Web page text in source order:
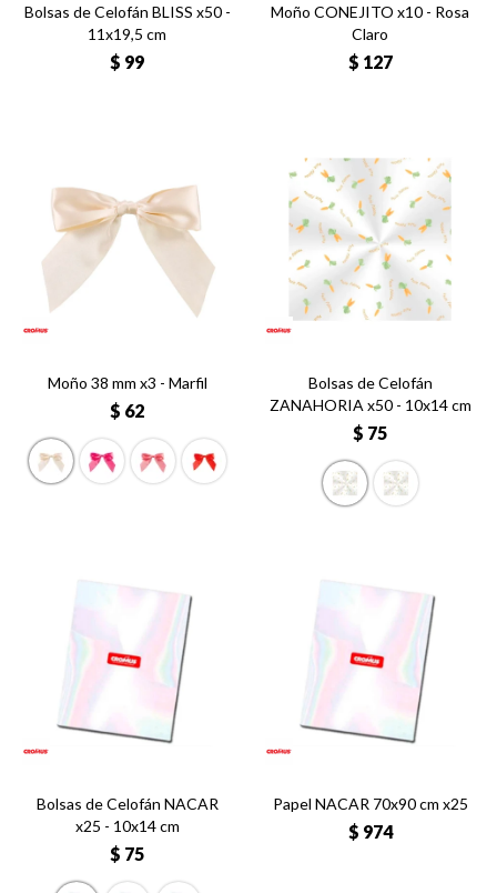
Bolsas de Celofán BLISS x50 -
11x19,5 cm
$ 99
Moño CONEJITO x10 - Rosa
Claro
$ 127
Moño 38 mm x3 - Marfil
$ 62
Bolsas de Celofán
ZANAHORIA x50 - 10x14 cm
$ 75
Bolsas de Celofán NACAR
x25 - 10x14 cm
$ 75
Papel NACAR 70x90 cm x25
$ 974